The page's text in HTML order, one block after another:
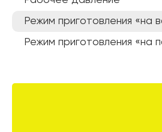
Режим приготовления «на
Режим приготовления «на